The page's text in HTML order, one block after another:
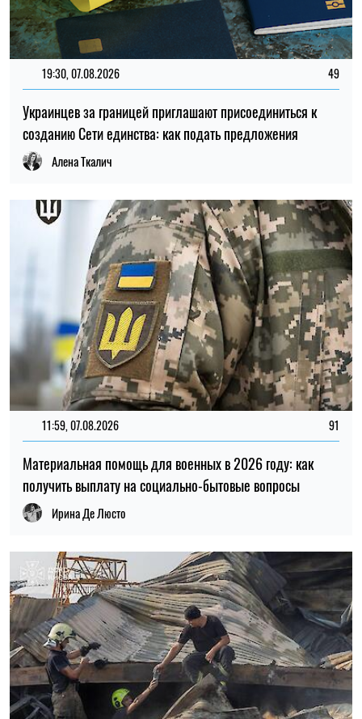
19:30, 07.08.2026 49
Украинцев за границей приглашают присоединиться к
созданию Сети единства: как подать предложения
Алена Ткалич
11:59, 07.08.2026 91
Материальная помощь для военных в 2026 году: как
получить выплату на социально-бытовые вопросы
Ирина Де Люсто